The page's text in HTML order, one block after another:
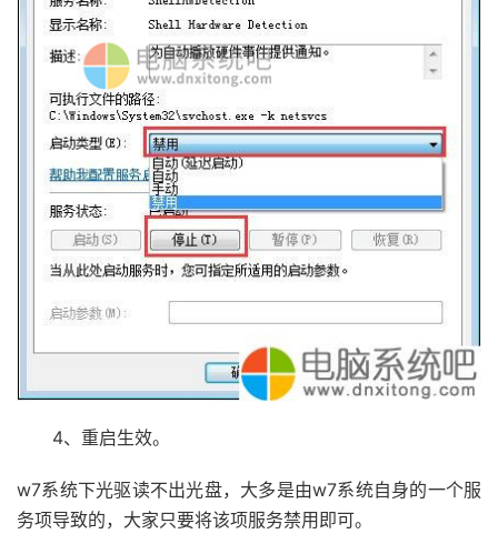
4、重启生效。
w7系统下光驱读不出光盘，大多是由w7系统自身的一个服
务项导致的，大家只要将该项服务禁用即可。